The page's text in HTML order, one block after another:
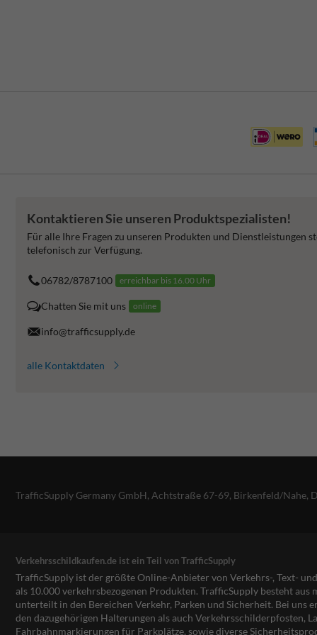
Kontaktieren Sie unseren Produktspezialisten!
Für alle Ihre Fragen zu unseren Produkten und Dienstleistungen
telefonisch zur Verfügung.
06782/8787100 erreichbar bis 16.00 Uhr
Chatten Sie mit uns online
info@trafficsupply.de
alle Kontaktdaten
TrafficSupply Germany GmbH, Achtstraße 67-69, Birkenfeld/Nahe,
Verkehrsschildkaufen.de ist ein Teil von TrafficSupply
TrafficSupply ist der größte Online-Anbieter von Verkehrs-, Text-
als 10.000 verkehrsbezogenen Produkten. TrafficSupply besteht aus
unterteilt in den Bereichen Verkehr, Parken und Sicherheit. Bei uns
den dazugehörigen Halterungen als auch Verkehrsschilderpfosten,
Fahrbahnmarkierungen für Parkplätze, sowie diverse